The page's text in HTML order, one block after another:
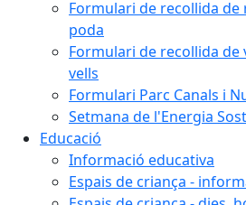
Formulari de recollida de
poda
Formulari de recollida
vells
Formulari Parc Canals i
Setmana de l'Energia
Educació
Informació educativa
Espais de criança -